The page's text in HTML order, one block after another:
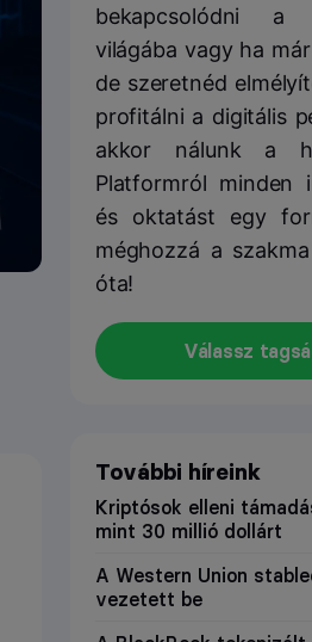
bekapcsolódni a
világába vagy ha
de szeretnéd
profitálni a digitális
akkor nálunk a
Platformról minden
és oktatást egy
méghozzá a
óta!
Válassz
További híreink
Kriptósok elleni
mint 30 millió dollárt
A Western Union
vezetett be